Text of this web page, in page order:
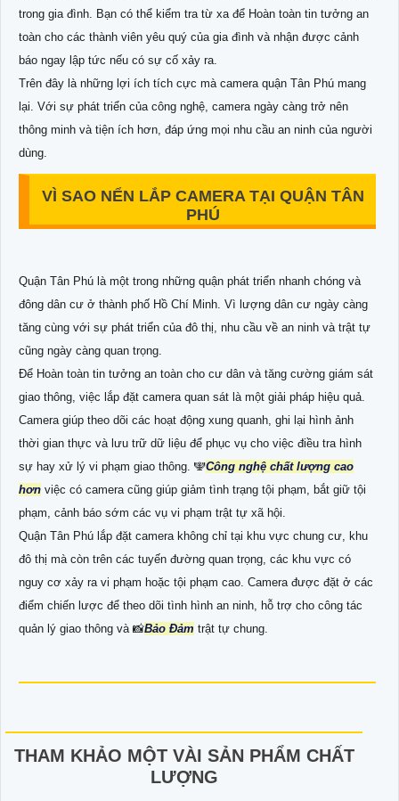
trong gia đình. Bạn có thể kiểm tra từ xa để Hoàn toàn tin tưởng an
toàn cho các thành viên yêu quý của gia đình và nhận được cảnh
báo ngay lập tức nếu có sự cố xảy ra.
Trên đây là những lợi ích tích cực mà camera quận Tân Phú mang
lại. Với sự phát triển của công nghệ, camera ngày càng trở nên
thông minh và tiện ích hơn, đáp ứng mọi nhu cầu an ninh của người
dùng.
VÌ SAO NỂN LẮP CAMERA TẠI QUẬN TÂN
PHÚ
Quận Tân Phú là một trong những quận phát triển nhanh chóng và
đông dân cư ở thành phố Hồ Chí Minh. Vì lượng dân cư ngày càng
tăng cùng với sự phát triển của đô thị, nhu cầu về an ninh và trật tự
cũng ngày càng quan trọng.
Để Hoàn toàn tin tưởng an toàn cho cư dân và tăng cường giám sát
giao thông, việc lắp đặt camera quan sát là một giải pháp hiệu quả.
Camera giúp theo dõi các hoạt động xung quanh, ghi lại hình ảnh
thời gian thực và lưu trữ dữ liệu để phục vụ cho việc điều tra hình
sự hay xử lý vi phạm giao thông. 🕎Công nghệ chất lượng cao
hơn việc có camera cũng giúp giảm tình trạng tội phạm, bắt giữ tội
phạm, cảnh báo sớm các vụ vi phạm trật tự xã hội.
Quận Tân Phú lắp đặt camera không chỉ tại khu vực chung cư, khu
đô thị mà còn trên các tuyến đường quan trọng, các khu vực có
nguy cơ xảy ra vi phạm hoặc tội phạm cao. Camera được đặt ở các
điểm chiến lược để theo dõi tình hình an ninh, hỗ trợ cho công tác
quản lý giao thông và 📸Bảo Đảm trật tự chung.
THAM KHẢO MỘT VÀI SẢN PHẨM CHẤT
LƯỢNG